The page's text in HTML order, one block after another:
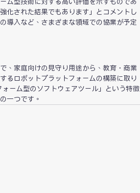
化された結果でもあります」とコメントし
導入など、さまざまな領域での協業が予定
、家庭向けの見守り用途から、教育・商業
るロボットプラットフォームの構築に取り
ーム型のソフトウェアツール」という特徴
一つです。